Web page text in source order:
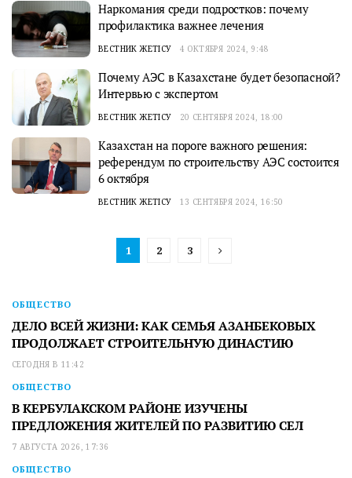
Наркомания среди подростков: почему
профилактика важнее лечения
ВЕСТНИК ЖЕТІСУ 4 ОКТЯБРЯ 2024, 9:48
Почему АЭС в Казахстане будет безопасной?
Интервью с экспертом
ВЕСТНИК ЖЕТІСУ 20 СЕНТЯБРЯ 2024, 18:00
Казахстан на пороге важного решения:
референдум по строительству АЭС состоится
6 октября
ВЕСТНИК ЖЕТІСУ 13 СЕНТЯБРЯ 2024, 16:50
1 2 3
ОБЩЕСТВО
ДЕЛО ВСЕЙ ЖИЗНИ: КАК СЕМЬЯ АЗАНБЕКОВЫХ
ПРОДОЛЖАЕТ СТРОИТЕЛЬНУЮ ДИНАСТИЮ
СЕГОДНЯ В 11:42
ОБЩЕСТВО
В КЕРБУЛАКСКОМ РАЙОНЕ ИЗУЧЕНЫ
ПРЕДЛОЖЕНИЯ ЖИТЕЛЕЙ ПО РАЗВИТИЮ СЕЛ
7 АВГУСТА 2026, 17:36
ОБЩЕСТВО